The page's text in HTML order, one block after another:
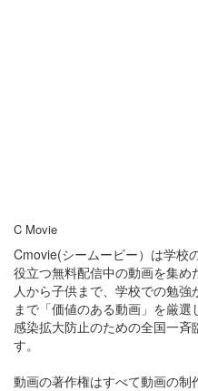
C Movie
Cmovie(シームービー）は学校
役立つ無料配信中の動画を集
人から子供まで、学校での勉
まで「価値のある動画」を厳
感染拡大防止のための全国一
す。
動画の著作権はすべて動画の制